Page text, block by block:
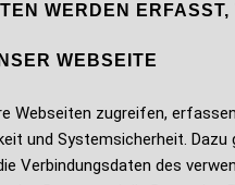
WERDEN
WEBSEITE
Webseiten zugreifen,
und Systemsicherheit.
Verbindungsdaten des